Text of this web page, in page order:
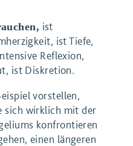
ist
ist Tiefe,
Reflexion,
ist Diskretion.
vorstellen,
sich wirklich mit der
konfrontieren
einen längeren